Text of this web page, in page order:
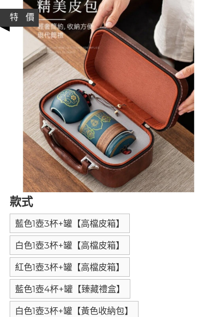
特 價
款式
藍色1壺3杯+罐【高檔皮箱】
白色1壺3杯+罐【高檔皮箱】
紅色1壺3杯+罐【高檔皮箱】
藍色1壺4杯+罐【臻藏禮盒】
白色1壺3杯+罐【黃色收納包】